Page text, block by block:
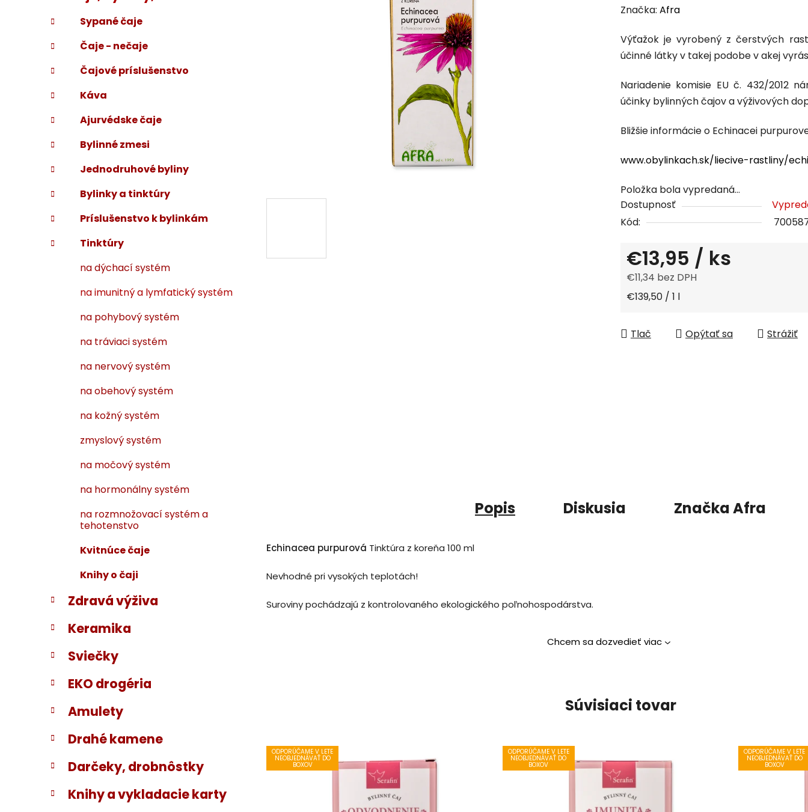
a
n
l
i
Sypané čaje
Čaje - nečaje
Čajové príslušenstvo
Káva
Ajurvédske čaje
Bylinné zmesi
Jednodruhové byliny
Bylinky a tinktúry
Príslušenstvo k bylinkám
Tinktúry
na dýchací systém
na imunitný a lymfatický systém
na pohybový systém
na tráviaci systém
na nervový systém
na obehový systém
na kožný systém
zmyslový systém
na močový systém
na hormonálny systém
na rozmnožovací systém a
tehotenstvo
Kvitnúce čaje
Knihy o čaji
Zdravá výživa
Keramika
Sviečky
EKO drogéria
Amulety
Drahé kamene
Darčeky, drobnôstky
Knihy a vykladacie karty
hodnotenie
je
0,0
5
hviezdičiek.
Značka: Afra
Výťažok je vyrobený z čerstvých
účinné látky v takej podobe v akej
Nariadenie komisie EU č. 432/2012
účinky bylinných čajov a výživových
Bližšie informácie o Echinacei
www.obylinkach.sk/liecive-rastliny/
Položka bola vypredaná…
Dostupnosť
Kód:
€13,95 / ks
€11,34 bez DPH
Jednotková cena:
€139,50 / 1 l
Tlač Opýtať sa Strážiť
Popis Diskusia ZnačkaAfra
Echinacea purpurová Tinktúra z koreňa 100 ml
Nevhodné pri vysokých teplotách!
Suroviny pochádzajú z kontrolovaného ekologického poľnohospodárstva.
Chcem sa dozvedieť viac
Súvisiaci tovar
ODPORÚČAME V LETE
NEOBJEDNÁVAŤ DO
BOXOV
ODPORÚČAME V LETE
NEOBJEDNÁVAŤ DO
BOXOV
ODPORÚČAME V LETE
NEOBJEDNÁVAŤ DO
BOXOV